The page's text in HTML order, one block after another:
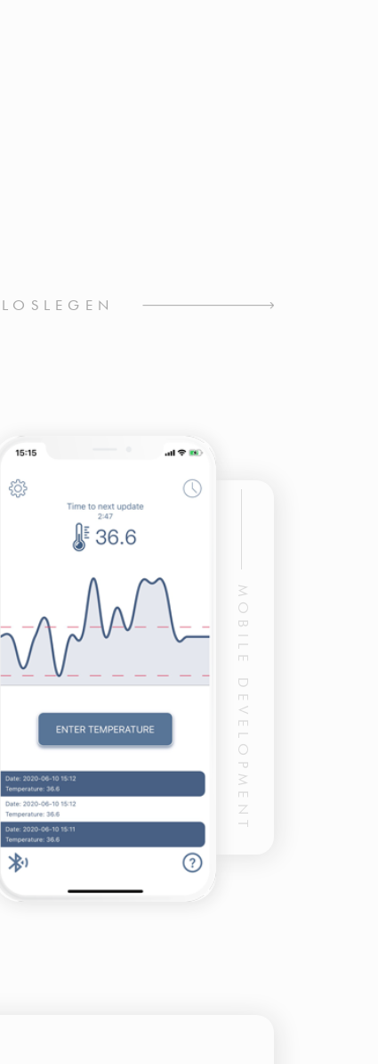
MOBILE DEVELOPMENT
LOSLEGEN